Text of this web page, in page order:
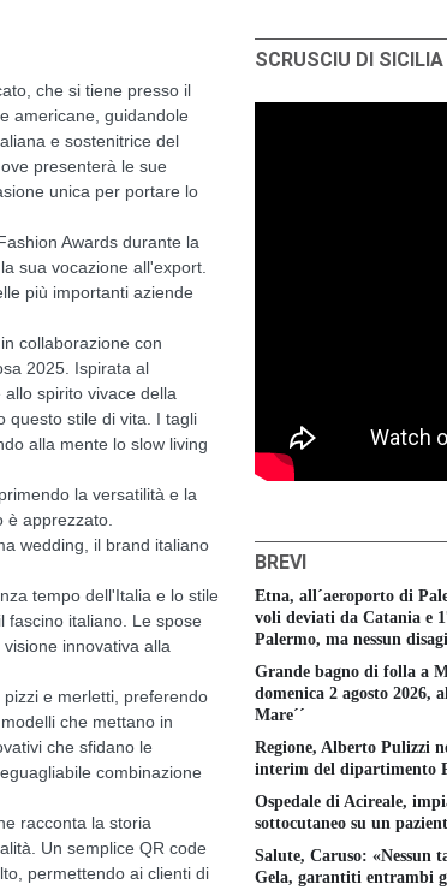
che si tiene presso il
americane, guidandole
e sostenitrice del
presenterà le sue
unica per portare lo
Awards durante la
sua vocazione all'export.
più importanti aziende
collaborazione con
2025. Ispirata al
spirito vivace della
questo stile di vita. I tagli
alla mente lo slow living
la versatilità e la
apprezzato.
wedding, il brand italiano
tempo dell'Italia e lo stile
fascino italiano. Le spose
innovativa alla
e merletti, preferendo
che mettano in
che sfidano le
combinazione
racconta la storia
Un semplice QR code
permettendo ai clienti di
SCRUSCIU DI SICILIA
BREVI
Etna, all´aeroporto di
voli deviati da Catania e
Palermo, ma nessun
Grande bagno di folla a
domenica 2 agosto 2026,
Mare´´
Regione, Alberto Pulizzi
interim del dipartimento
Ospedale di Acireale,
sottocutaneo su un
Salute, Caruso: «Nessun
Gela, garantiti entrambi